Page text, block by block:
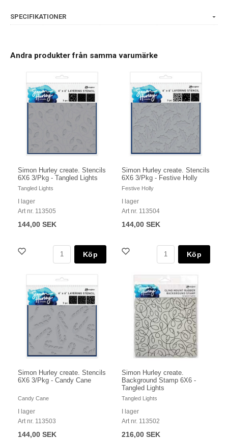
SPECIFIKATIONER
Andra produkter från samma varumärke
Simon Hurley create. Stencils
6X6 3/Pkg - Tangled Lights
Tangled Lights
I lager
Art nr. 113505
144,00 SEK
Köp
Simon Hurley create. Stencils
6X6 3/Pkg - Festive Holly
Festive Holly
I lager
Art nr. 113504
144,00 SEK
Köp
Simon Hurley create. Stencils
6X6 3/Pkg - Candy Cane
Candy Cane
I lager
Art nr. 113503
144,00 SEK
Simon Hurley create.
Background Stamp 6X6 -
Tangled Lights
Tangled Lights
I lager
Art nr. 113502
216,00 SEK